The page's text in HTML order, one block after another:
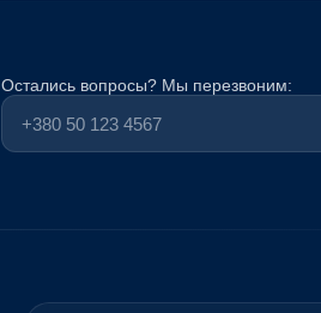
Остались вопросы? Мы перезвоним: